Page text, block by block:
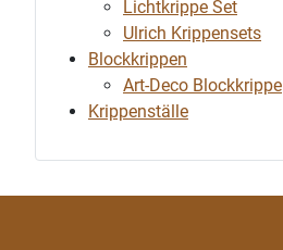
Lichtkrippe Set
Ulrich Krippensets
Blockkrippen
Art-Deco Blockkrippe
Krippenställe